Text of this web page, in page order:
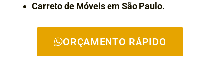
Carreto de Móveis em São Paulo.
ORÇAMENTO RÁPIDO